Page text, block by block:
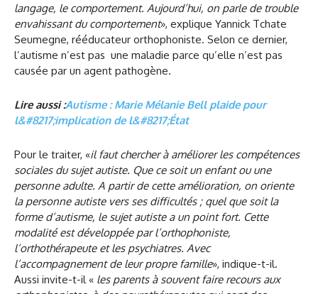
langage, le comportement. Aujourd’hui, on parle de trouble
envahissant du comportement», explique Yannick Tchate
Seumegne, rééducateur orthophoniste. Selon ce dernier,
l’autisme n’est pas une maladie parce qu’elle n’est pas
causée par un agent pathogène.
Lire aussi :Autisme : Marie Mélanie Bell plaide pour
l&#8217;implication de l&#8217;État
Pour le traiter, «il faut chercher à améliorer les compétences
sociales du sujet autiste. Que ce soit un enfant ou une
personne adulte. A partir de cette amélioration, on oriente
la personne autiste vers ses difficultés ; quel que soit la
forme d’autisme, le sujet autiste a un point fort. Cette
modalité est développée par l’orthophoniste,
l’orthothérapeute et les psychiatres. Avec
l’accompagnement de leur propre famille», indique-t-il.
Aussi invite-t-il « les parents à souvent faire recours aux